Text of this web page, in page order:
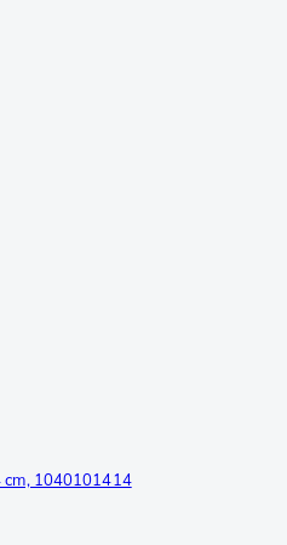
cm, 1040101414